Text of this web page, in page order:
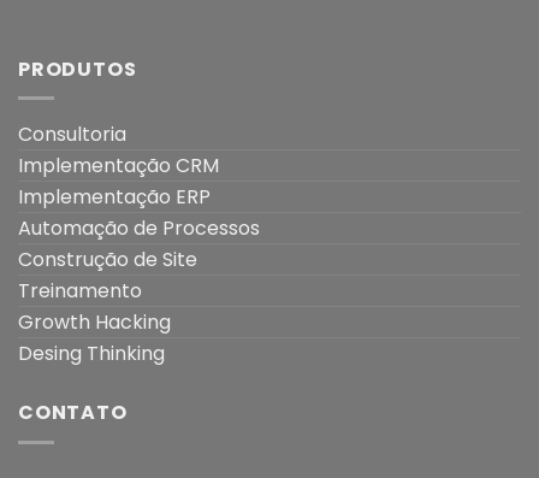
PRODUTOS
Consultoria
Implementação CRM
Implementação ERP
Automação de Processos
Construção de Site
Treinamento
Growth Hacking
Desing Thinking
CONTATO